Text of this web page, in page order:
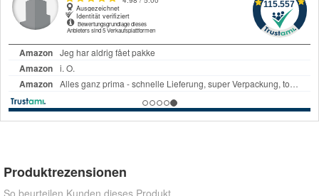
Produktrezensionen